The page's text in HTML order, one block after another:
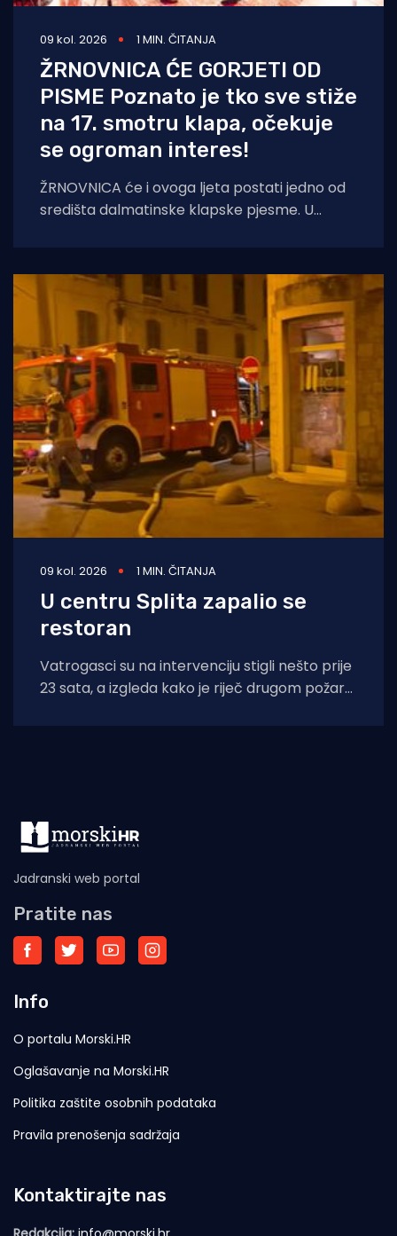
09 kol. 2026 1 MIN. ČITANJA
ŽRNOVNICA ĆE GORJETI OD
PISME Poznato je tko sve stiže
na 17. smotru klapa, očekuje
se ogroman interes!
ŽRNOVNICA će i ovoga ljeta postati jedno od
središta dalmatinske klapske pjesme. U
09 kol. 2026 1 MIN. ČITANJA
U centru Splita zapalio se
restoran
Vatrogasci su na intervenciju stigli nešto prije
23 sata, a izgleda kako je riječ drugom požaru
Jadranski web portal
Pratite nas
Info
O portalu Morski.HR
Oglašavanje na Morski.HR
Politika zaštite osobnih podataka
Pravila prenošenja sadržaja
Kontaktirajte nas